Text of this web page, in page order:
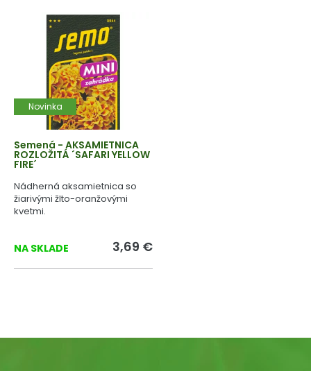
Novinka
Semená - AKSAMIETNICA
ROZLOŽITÁ ´SAFARI YELLOW
FIRE´
Nádherná aksamietnica so
žiarivými žlto-oranžovými
kvetmi.
NA SKLADE 3,69 €